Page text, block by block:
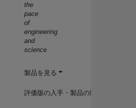
the
pace
of
engineering
and
science
製品を見る
評価版の入手・製品の購入